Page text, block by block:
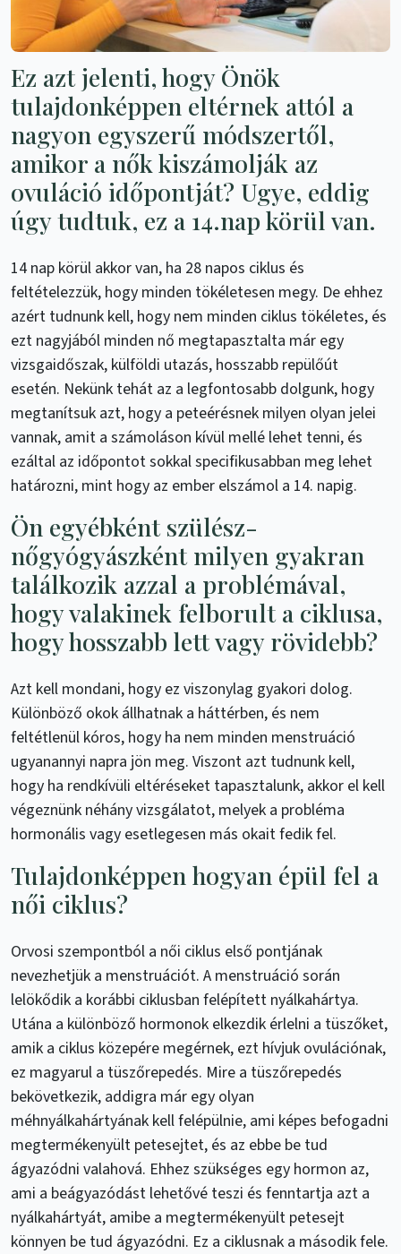
Ez azt jelenti, hogy Önök
tulajdonképpen eltérnek attól a
nagyon egyszerű módszertől,
amikor a nők kiszámolják az
ovuláció időpontját? Ugye, eddig
úgy tudtuk, ez a 14.nap körül van.
14 nap körül akkor van, ha 28 napos ciklus és
feltételezzük, hogy minden tökéletesen megy. De ehhez
azért tudnunk kell, hogy nem minden ciklus tökéletes, és
ezt nagyjából minden nő megtapasztalta már egy
vizsgaidőszak, külföldi utazás, hosszabb repülőút
esetén. Nekünk tehát az a legfontosabb dolgunk, hogy
megtanítsuk azt, hogy a peteérésnek milyen olyan jelei
vannak, amit a számoláson kívül mellé lehet tenni, és
ezáltal az időpontot sokkal specifikusabban meg lehet
határozni, mint hogy az ember elszámol a 14. napig.
Ön egyébként szülész-
nőgyógyászként milyen gyakran
találkozik azzal a problémával,
hogy valakinek felborult a ciklusa,
hogy hosszabb lett vagy rövidebb?
Azt kell mondani, hogy ez viszonylag gyakori dolog.
Különböző okok állhatnak a háttérben, és nem
feltétlenül kóros, hogy ha nem minden menstruáció
ugyanannyi napra jön meg. Viszont azt tudnunk kell,
hogy ha rendkívüli eltéréseket tapasztalunk, akkor el kell
végeznünk néhány vizsgálatot, melyek a probléma
hormonális vagy esetlegesen más okait fedik fel.
Tulajdonképpen hogyan épül fel a
női ciklus?
Orvosi szempontból a női ciklus első pontjának
nevezhetjük a menstruációt. A menstruáció során
lelökődik a korábbi ciklusban felépített nyálkahártya.
Utána a különböző hormonok elkezdik érlelni a tüszőket,
amik a ciklus közepére megérnek, ezt hívjuk ovulációnak,
ez magyarul a tüszőrepedés. Mire a tüszőrepedés
bekövetkezik, addigra már egy olyan
méhnyálkahártyának kell felépülnie, ami képes befogadni
megtermékenyült petesejtet, és az ebbe be tud
ágyazódni valahová. Ehhez szükséges egy hormon az,
ami a beágyazódást lehetővé teszi és fenntartja azt a
nyálkahártyát, amibe a megtermékenyült petesejt
könnyen be tud ágyazódni. Ez a ciklusnak a második fele.